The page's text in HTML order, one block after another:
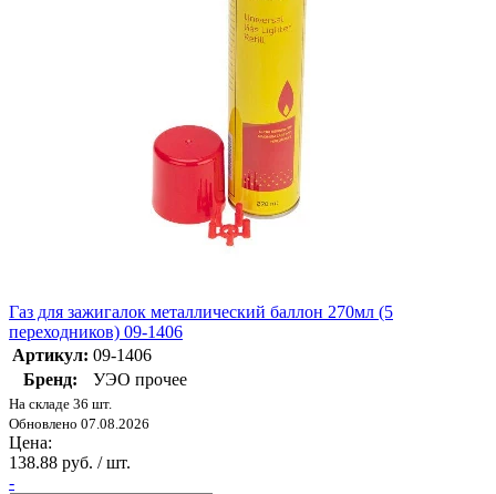
Газ для зажигалок металлический баллон 270мл (5
переходников) 09-1406
Артикул: 09-1406
Бренд:
УЭО прочее
На складе 36 шт.
Обновлено 07.08.2026
Цена:
138.88 руб. / шт.
-